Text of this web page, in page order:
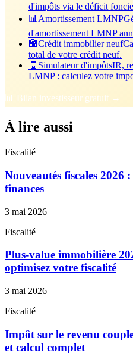
d'impôts via le déficit
📊Amortissement LMNP
d'amortissement LMNP
🏦Crédit immobilier neuf
total de votre crédit neuf.
🧾 Simulateur d'impôtsIR,
LMNP : calculez votre
📊 Bilan investisseur gratuit →
À lire aussi
Fiscalité
Nouveautés fiscales 2026
finances
3 mai 2026
Fiscalité
Plus-value immobilière
optimisez votre fiscalité
3 mai 2026
Fiscalité
Impôt sur le revenu
et calcul complet